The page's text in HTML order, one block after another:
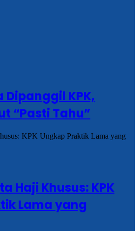
Dipanggil KPK,
“Pasti Tahu”
Haji Khusus: KPK
Lama yang